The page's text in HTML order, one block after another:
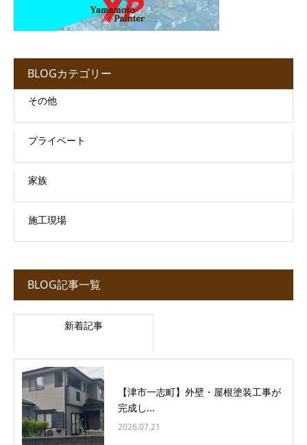
BLOGカテゴリー
その他
プライベート
家族
施工現場
BLOG記事一覧
新着記事
【津市一志町】外壁・屋根塗装工事が
完成し...
2026.07.21